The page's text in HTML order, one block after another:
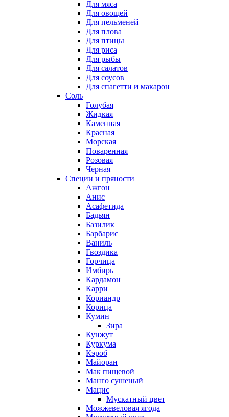
Для мяса
Для овощей
Для пельменей
Для плова
Для птицы
Для риса
Для рыбы
Для салатов
Для соусов
Для спагетти и макарон
Соль
Голубая
Жидкая
Каменная
Красная
Морская
Поваренная
Розовая
Черная
Специи и пряности
Ажгон
Анис
Асафетида
Бадьян
Базилик
Барбарис
Ваниль
Гвоздика
Горчица
Имбирь
Кардамон
Карри
Кориандр
Корица
Кумин
Зира
Кунжут
Куркума
Кэроб
Майоран
Мак пищевой
Манго сушеный
Мацис
Мускатный цвет
Можжевеловая ягода